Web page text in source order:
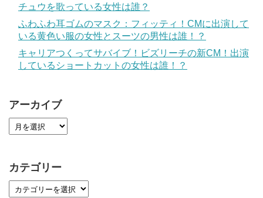
チュウを歌っている女性は誰？
ふわふわ耳ゴムのマスク：フィッティ！CMに出演して
いる黄色い服の女性とスーツの男性は誰！？
キャリアつくってサバイブ！ビズリーチの新CM！出演
しているショートカットの女性は誰！？
アーカイブ
カテゴリー